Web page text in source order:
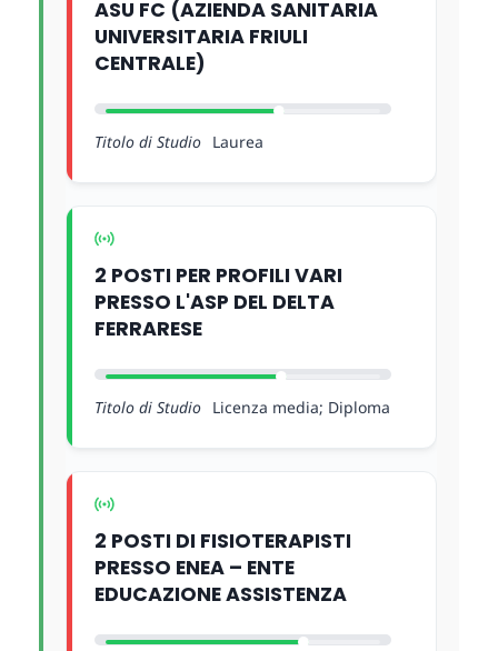
ASU FC (AZIENDA SANITARIA
UNIVERSITARIA FRIULI
CENTRALE)
Titolo di Studio Laurea
2 POSTI PER PROFILI VARI
PRESSO L'ASP DEL DELTA
FERRARESE
Titolo di Studio Licenza media; Diploma
2 POSTI DI FISIOTERAPISTI
PRESSO ENEA – ENTE
EDUCAZIONE ASSISTENZA